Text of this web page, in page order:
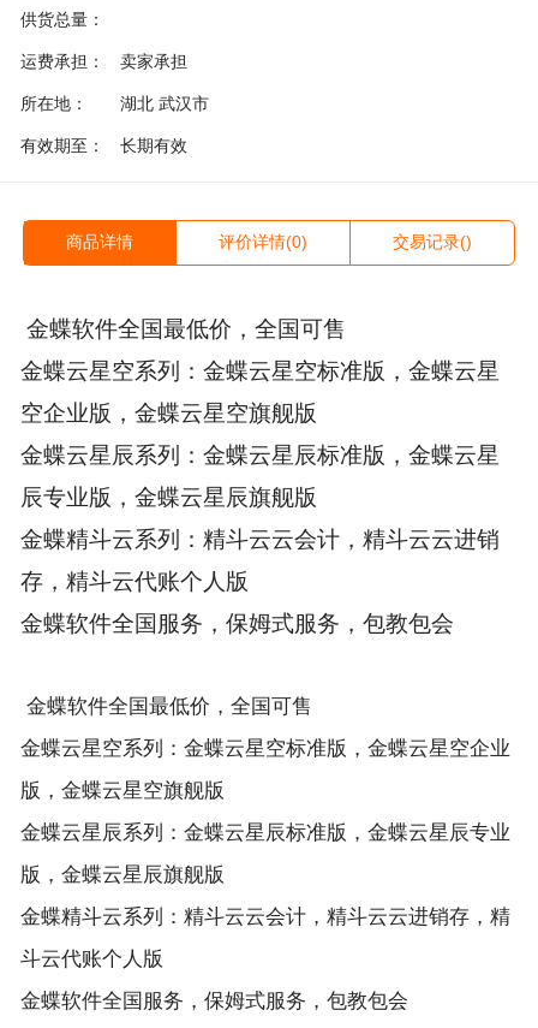
供货总量：
运费承担： 卖家承担
所在地： 湖北 武汉市
有效期至： 长期有效
商品详情 评价详情(0) 交易记录()
金蝶软件全国最低价，全国可售
金蝶云星空系列：金蝶云星空标准版，金蝶云星
空企业版，金蝶云星空旗舰版
金蝶云星辰系列：金蝶云星辰标准版，金蝶云星
辰专业版，金蝶云星辰旗舰版
金蝶精斗云系列：精斗云云会计，精斗云云进销
存，精斗云代账个人版
金蝶软件全国服务，保姆式服务，包教包会
金蝶软件全国最低价，全国可售
金蝶云星空系列：金蝶云星空标准版，金蝶云星空企业
版，金蝶云星空旗舰版
金蝶云星辰系列：金蝶云星辰标准版，金蝶云星辰专业
版，金蝶云星辰旗舰版
金蝶精斗云系列：精斗云云会计，精斗云云进销存，精
斗云代账个人版
金蝶软件全国服务，保姆式服务，包教包会